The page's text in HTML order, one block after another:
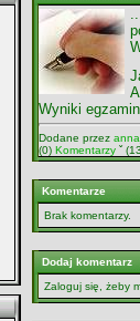
Wyniki
Dodane przez
(0) Komentarzy ˇ
Komentarze
Brak komentarzy.
Dodaj komentarz
Zaloguj się, żeby